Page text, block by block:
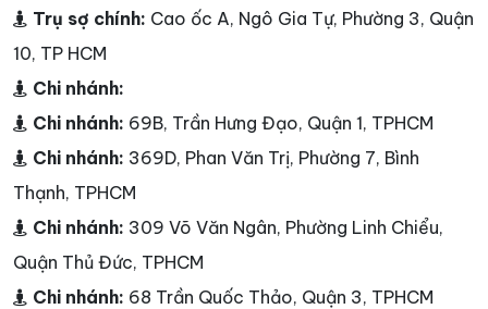
Trụ sợ chính: Cao ốc A, Ngô Gia Tự, Phường 3, Quận
10, TP HCM
Chi nhánh:
Chi nhánh: 69B, Trần Hưng Đạo, Quận 1, TPHCM
Chi nhánh: 369D, Phan Văn Trị, Phường 7, Bình
Thạnh, TPHCM
Chi nhánh: 309 Võ Văn Ngân, Phường Linh Chiểu,
Quận Thủ Đức, TPHCM
Chi nhánh: 68 Trần Quốc Thảo, Quận 3, TPHCM